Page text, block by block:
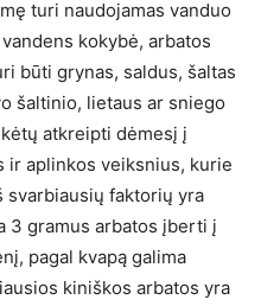
turi naudojamas vanduo
kokybė, arbatos
būti grynas, saldus, šaltas
šaltinio, lietaus ar sniego
atkreipti dėmesį į
ir aplinkos veiksnius, kurie
svarbiausių faktorių yra
3 gramus arbatos įberti į
pagal kvapą galima
kiniškos arbatos yra